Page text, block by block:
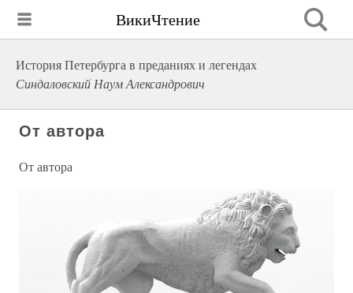
ВикиЧтение
История Петербурга в преданиях и легендах
Синдаловский Наум Александрович
От автора
От автора